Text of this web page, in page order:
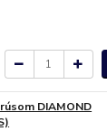
DIAMOND